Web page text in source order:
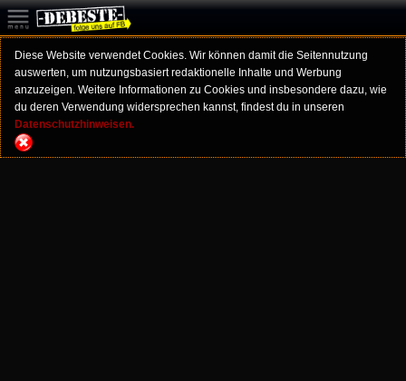
Diese Website verwendet Cookies. Wir können damit die Seitennutzung
auswerten, um nutzungsbasiert redaktionelle Inhalte und Werbung
anzuzeigen. Weitere Informationen zu Cookies und insbesondere dazu, wie
du deren Verwendung widersprechen kannst, findest du in unseren
Datenschutzhinweisen.